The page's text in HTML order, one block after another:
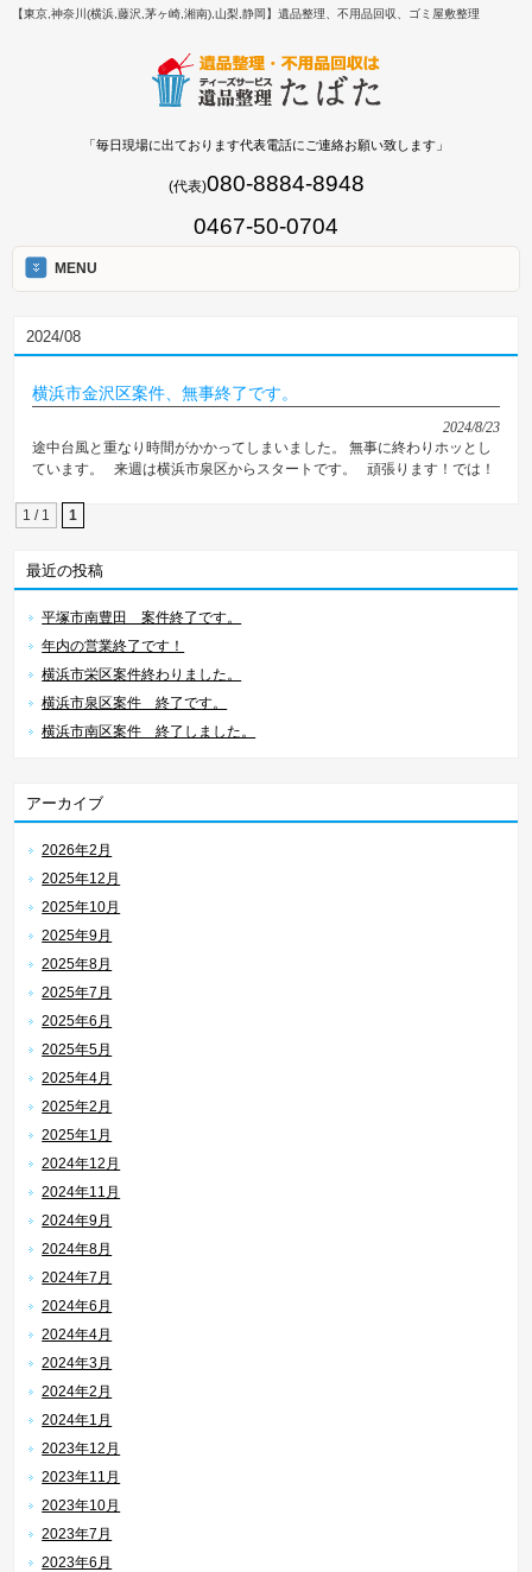
【東京,神奈川(横浜,藤沢,茅ヶ崎,湘南),山梨,静岡】遺品整理、不用品回収、ゴミ屋敷整理
「毎日現場に出ております代表電話にご連絡お願い致します」
(代表)080-8884-8948
0467-50-0704
MENU
2024/08
横浜市金沢区案件、無事終了です。
2024/8/23
途中台風と重なり時間がかかってしまいました。 無事に終わりホッとし
ています。 来週は横浜市泉区からスタートです。 頑張ります！では！
1 / 1 1
最近の投稿
平塚市南豊田 案件終了です。
年内の営業終了です！
横浜市栄区案件終わりました。
横浜市泉区案件 終了です。
横浜市南区案件 終了しました。
アーカイブ
2026年2月
2025年12月
2025年10月
2025年9月
2025年8月
2025年7月
2025年6月
2025年5月
2025年4月
2025年2月
2025年1月
2024年12月
2024年11月
2024年9月
2024年8月
2024年7月
2024年6月
2024年4月
2024年3月
2024年2月
2024年1月
2023年12月
2023年11月
2023年10月
2023年7月
2023年6月